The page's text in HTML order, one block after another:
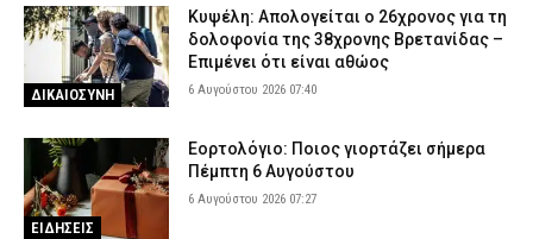
ΔΙΚΑΙΟΣΥΝΗ
Κυψέλη: Απολογείται ο 26χρονος για τη
δολοφονία της 38χρονης Βρετανίδας –
Επιμένει ότι είναι αθώος
6 Αυγούστου 2026 07:40
ΕΙΔΗΣΕΙΣ
Εορτολόγιο: Ποιος γιορτάζει σήμερα
Πέμπτη 6 Αυγούστου
6 Αυγούστου 2026 07:27